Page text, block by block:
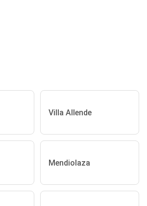
Villa Allende
Mendiolaza